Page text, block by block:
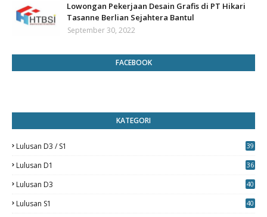
Lowongan Pekerjaan Desain Grafis di PT Hikari
Tasanne Berlian Sejahtera Bantul
September 30, 2022
FACEBOOK
KATEGORI
Lulusan D3 / S1
39
Lulusan D1 36
Lulusan D3
40
Lulusan S1
40